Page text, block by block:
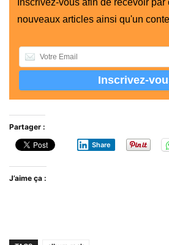
nouveaux articles ainsi qu'un
Partager :
Share
J’aime ça :